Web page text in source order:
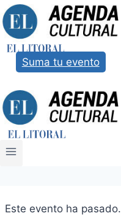
Saltar
al
contenido
Suma tu evento
Este evento ha pasado.